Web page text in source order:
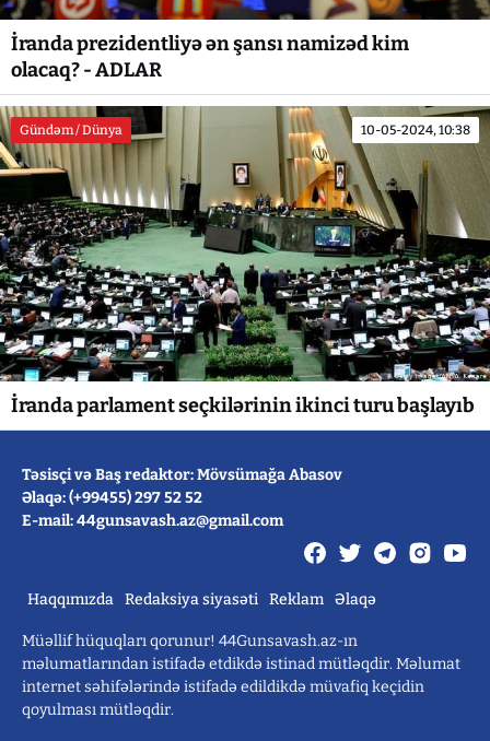
İranda prezidentliyə ən şansı namizəd kim
olacaq? - ADLAR
Gündəm / Dünya 10-05-2024, 10:38
İranda parlament seçkilərinin ikinci turu başlayıb
Təsisçi və Baş redaktor: Mövsümağa Abasov
Əlaqə: (+99455) 297 52 52
E-mail: 44gunsavash.az@gmail.com
Haqqımızda Redaksiya siyasəti Reklam Əlaqə
Müəllif hüquqları qorunur! 44Gunsavash.az-ın
məlumatlarından istifadə etdikdə istinad mütləqdir. Məlumat
internet səhifələrində istifadə edildikdə müvafiq keçidin
qoyulması mütləqdir.